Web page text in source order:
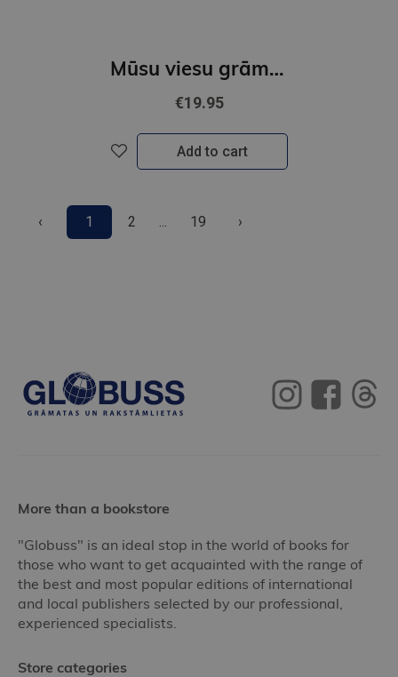
Mūsu viesu grāmata
€19.95
Add to cart
‹ 1 2 19 ›
More than a bookstore
"Globuss" is an ideal stop in the world of books for
those who want to get acquainted with the range of
the best and most popular editions of international
and local publishers selected by our professional,
experienced specialists.
Store categories